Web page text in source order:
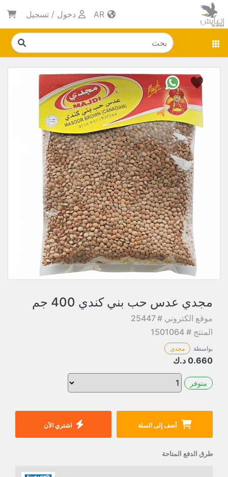
دخول / تسجيل
مجدي عدس حب بني كندي 400 جم
موقع الكتروني # 25447
المنتج # 1501064
بواسطة مجدي
0.660 د.ك
متوفر
أضف إلى السلة اشتري الآن
طرق الدفع المتاحة